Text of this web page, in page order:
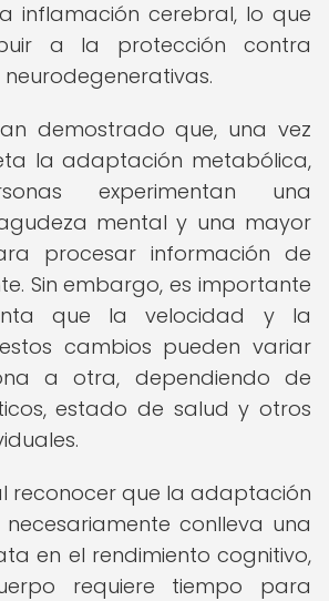
inflamación cerebral, lo que
a la protección contra
demostrado que, una vez
la adaptación metabólica,
experimentan una
mental y una mayor
procesar información de
Sin embargo, es importante
que la velocidad y la
cambios pueden variar
a otra, dependiendo de
estado de salud y otros
reconocer que la adaptación
conlleva una
en el rendimiento cognitivo,
requiere tiempo para